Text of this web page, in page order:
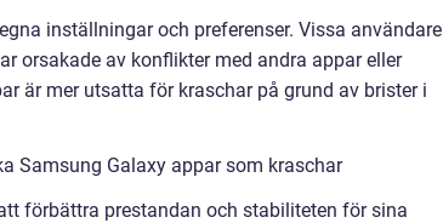
inställningar och preferenser. Vissa användare
orsakade av konflikter med andra appar eller
är mer utsatta för kraschar på grund av brister i
Samsung Galaxy appar som kraschar
förbättra prestandan och stabiliteten för sina